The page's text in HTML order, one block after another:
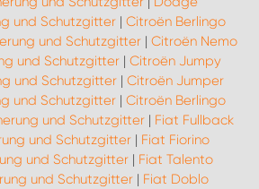
und Schutzgitter| Citroën Berlingo
und Schutzgitter | Citroën Nemo
und Schutzgitter | Citroën Jumpy
und Schutzgitter | Citroën Jumper
und Schutzgitter| Citroën Berlingo
und Schutzgitter | Fiat Fullback
und Schutzgitter | Fiat Fiorino
und Schutzgitter| Fiat Talento
und Schutzgitter| Fiat Doblo